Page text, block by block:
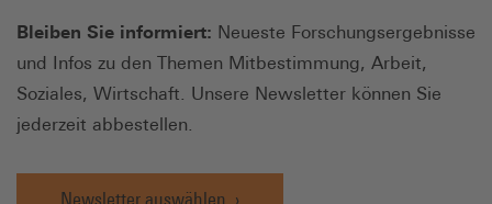
Bleiben Sie informiert: Neueste Forschungsergebnisse
und Infos zu den Themen Mitbestimmung, Arbeit,
Soziales, Wirtschaft. Unsere Newsletter können Sie
jederzeit abbestellen.
Newsletter auswählen